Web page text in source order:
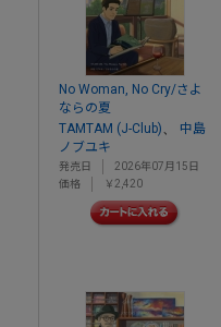
No Woman, No Cry/さよ
ならの夏
TAMTAM (J-Club)
中島
ノブユキ
発売日
2026年07月15日
価格
￥2,420